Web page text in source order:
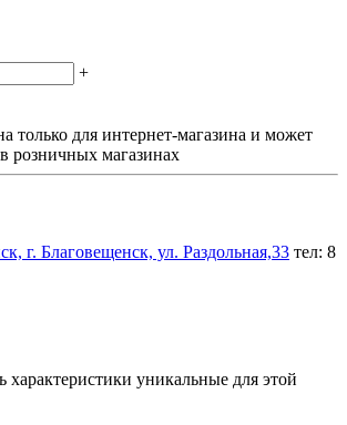
+
только для интернет-магазина и может
розничных магазинах
г. Благовещенск, ул. Раздольная,33 тел: 8
уникальные для этой